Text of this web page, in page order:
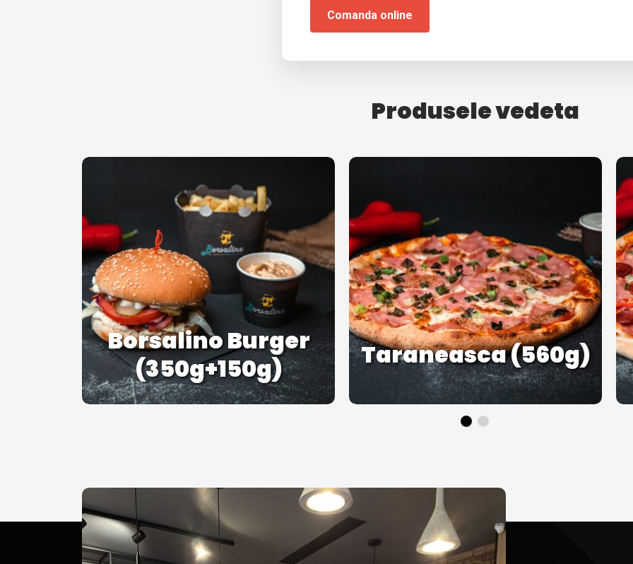
Comanda online
Produsele vedeta
Borsalino Burger
(350g+150g)
Taraneasca (560g)